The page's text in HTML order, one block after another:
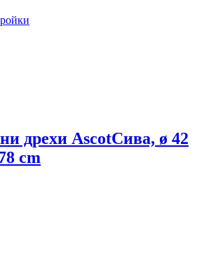
дрехи AscotСива, ø 42
cm